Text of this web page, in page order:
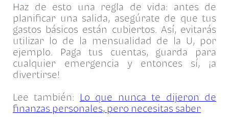
Haz de esto una regla de vida: antes de
planificar una salida, asegúrate de que tus
gastos básicos están cubiertos. Así, evitarás
utilizar lo de la mensualidad de la U, por
ejemplo. Paga tus cuentas, guarda para
cualquier emergencia y entonces sí, ¡a
divertirse!
Lee también: Lo que nunca te dijeron de
finanzas personales, pero necesitas saber